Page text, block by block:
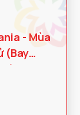
- Mùa
(Bay